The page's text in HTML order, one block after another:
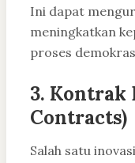
Ini dapat
meningkatkan
proses
3. Kontrak
Contracts)
Salah satu